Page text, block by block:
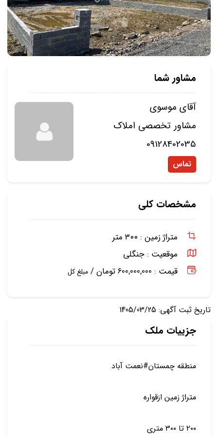
مشاور شما
آقای موسوی
مشاور تخصصی املاک
09128402035
تماس
مشخصات کلی
متراژ زمین : ۳۰۰ متر
موقعیت : جنگلی
قیمت : 600,000,000 تومان /
مبلغ کل
تاریخ ثبت آگهی: 1405/03/25
جزییات ملک
منطقه چمستان#نعمت آباد
متراژ زمین ازقواره
۲۰۰ تا ۳۰۰ متری